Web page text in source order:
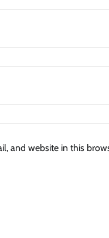
and website in this